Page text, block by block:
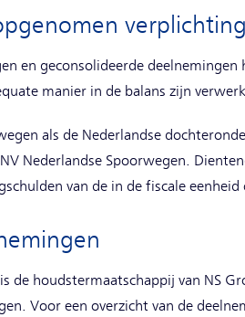
en geconsolideerde
manier in de balans zijn
als de Nederlandse
Nederlandse Spoorwegen.
van de in de fiscale
de houdstermaatschappij van NS
Voor een overzicht van de